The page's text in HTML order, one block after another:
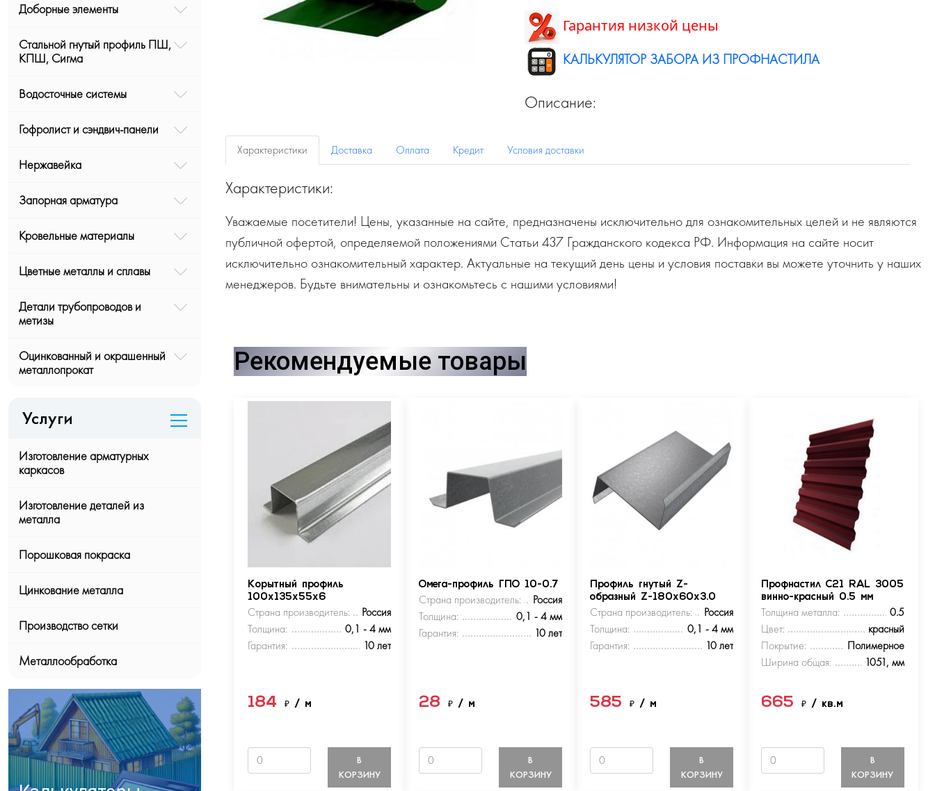
Доборные элементы
Стальной гнутый профиль ПШ,
КПШ, Сигма
Водосточные системы
Гофролист и сэндвич-панели
Нержавейка
Запорная арматура
Кровельные материалы
Цветные металлы и сплавы
Детали трубопроводов и
метизы
Оцинкованный и окрашенный
металлопрокат
Услуги
Изготовление арматурных
каркасов
Изготовление деталей из
металла
Порошковая покраска
Цинкование металла
Производство сетки
Металлообработка
Гарантия низкой цены
КАЛЬКУЛЯТОР ЗАБОРА ИЗ ПРОФНАСТИЛА
Описание:
Характеристики Доставка Оплата Кредит Условия доставки
Характеристики:
Уважаемые посетители! Цены, указанные на сайте, предназначены исключительно для ознакомительных целей и не являются
публичной офертой, определяемой положениями Статьи 437 Гражданского кодекса РФ. Информация на сайте носит
исключительно ознакомительный характер. Актуальные на текущий день цены и условия поставки вы можете уточнить у наших
менеджеров. Будьте внимательны и ознакомьтесь с нашими условиями!
Рекомендуемые товары
Корытный профиль
100х135х55х6
Страна производитель:
Россия
Толщина:
0,1 - 4 мм
Гарантия:
10 лет
184₽/ м
В
КОРЗИНУ
Омега-профиль ГПО 10-0.7
Страна производитель:
Россия
Толщина:
0,1 - 4 мм
Гарантия:
10 лет
28₽/ м
В
КОРЗИНУ
Профиль гнутый Z-
образный Z-180х60х3.0
Страна производитель:
Россия
Толщина:
0,1 - 4 мм
Гарантия:
10 лет
585₽/ м
В
КОРЗИНУ
Профнастил С21 RAL 3005
винно-красный 0.5 мм
Толщина металла:
0.5
Цвет:
красный
Покрытие:
Полимерное
Ширина общая:
1051, мм
665 ₽ / кв.м
В
КОРЗИНУ